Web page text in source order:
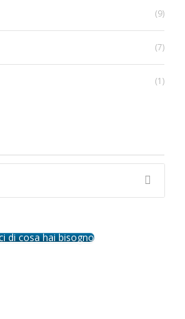
(9)
(7)
(1)
di cosa hai bisogno